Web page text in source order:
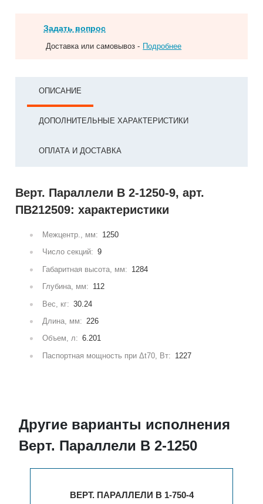
Задать вопрос
Доставка или самовывоз - Подробнее
ОПИСАНИЕ
ДОПОЛНИТЕЛЬНЫЕ ХАРАКТЕРИСТИКИ
ОПЛАТА И ДОСТАВКА
Верт. Параллели В 2-1250-9, арт.
ПВ212509: характеристики
Межцентр., мм: 1250
Число секций: 9
Габаритная высота, мм: 1284
Глубина, мм: 112
Вес, кг: 30.24
Длина, мм: 226
Объем, л: 6.201
Паспортная мощность при Δt70, Вт: 1227
Другие варианты исполнения
Верт. Параллели В 2-1250
ВЕРТ. ПАРАЛЛЕЛИ В 1-750-4